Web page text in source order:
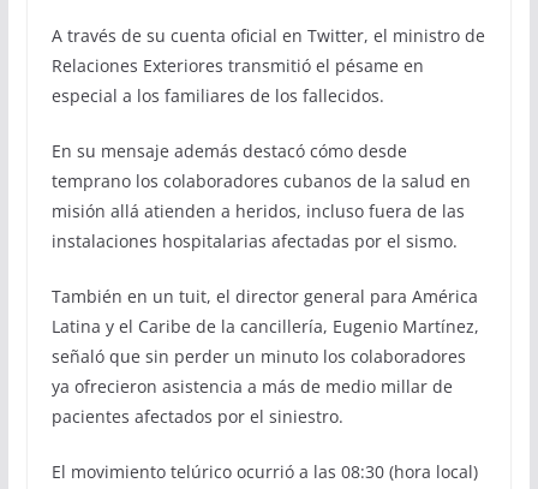
A través de su cuenta oficial en Twitter, el ministro de
Relaciones Exteriores transmitió el pésame en
especial a los familiares de los fallecidos.
En su mensaje además destacó cómo desde
temprano los colaboradores cubanos de la salud en
misión allá atienden a heridos, incluso fuera de las
instalaciones hospitalarias afectadas por el sismo.
También en un tuit, el director general para América
Latina y el Caribe de la cancillería, Eugenio Martínez,
señaló que sin perder un minuto los colaboradores
ya ofrecieron asistencia a más de medio millar de
pacientes afectados por el siniestro.
El movimiento telúrico ocurrió a las 08:30 (hora local)